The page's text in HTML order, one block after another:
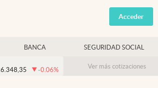
Argentina
España
USA
Colombia
Acceder
BANCA SEGURIDAD SOCIAL
-0.06% Ver más cotizaciones